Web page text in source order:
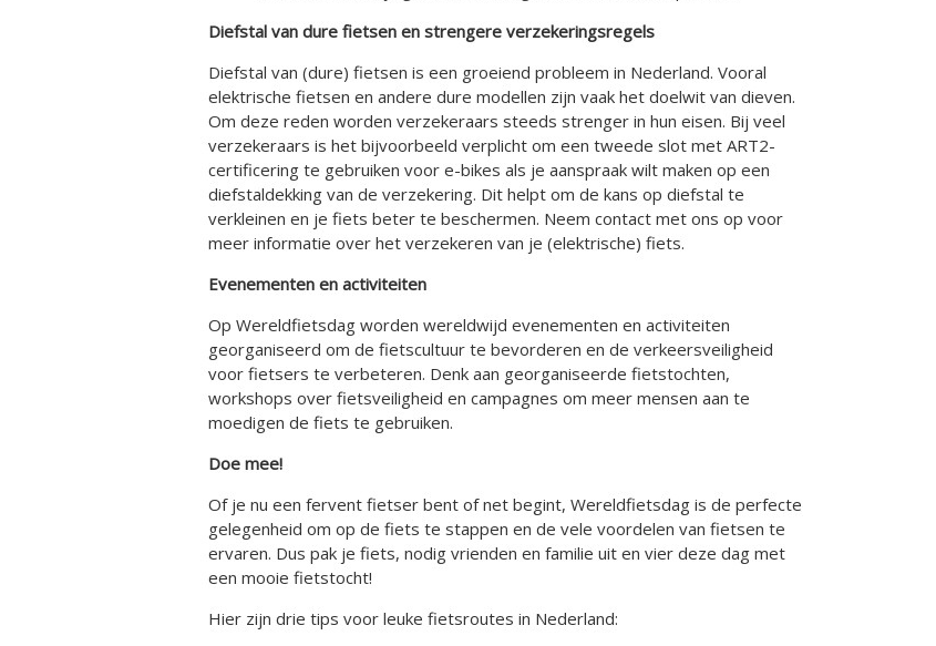
Diefstal van dure fietsen en strengere verzekeringsregels
Diefstal van (dure) fietsen is een groeiend probleem in Nederland. Vooral
elektrische fietsen en andere dure modellen zijn vaak het doelwit van dieven.
Om deze reden worden verzekeraars steeds strenger in hun eisen. Bij veel
verzekeraars is het bijvoorbeeld verplicht om een tweede slot met ART2-
certificering te gebruiken voor e-bikes als je aanspraak wilt maken op een
diefstaldekking van de verzekering. Dit helpt om de kans op diefstal te
verkleinen en je fiets beter te beschermen. Neem contact met ons op voor
meer informatie over het verzekeren van je (elektrische) fiets.
Evenementen en activiteiten
Op Wereldfietsdag worden wereldwijd evenementen en activiteiten
georganiseerd om de fietscultuur te bevorderen en de verkeersveiligheid
voor fietsers te verbeteren. Denk aan georganiseerde fietstochten,
workshops over fietsveiligheid en campagnes om meer mensen aan te
moedigen de fiets te gebruiken.
Doe mee!
Of je nu een fervent fietser bent of net begint, Wereldfietsdag is de perfecte
gelegenheid om op de fiets te stappen en de vele voordelen van fietsen te
ervaren. Dus pak je fiets, nodig vrienden en familie uit en vier deze dag met
een mooie fietstocht!
Hier zijn drie tips voor leuke fietsroutes in Nederland: